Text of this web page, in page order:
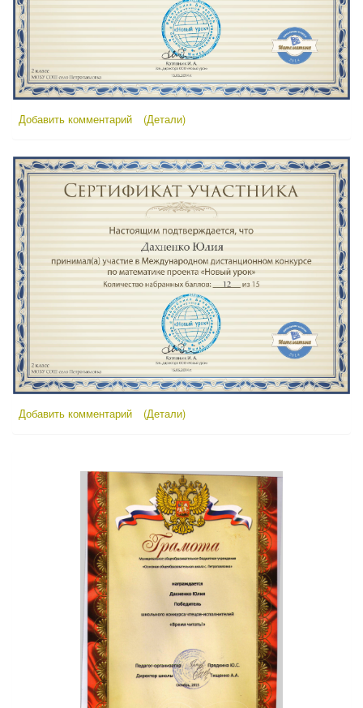
Добавить комментарий (Детали)
Добавить комментарий (Детали)